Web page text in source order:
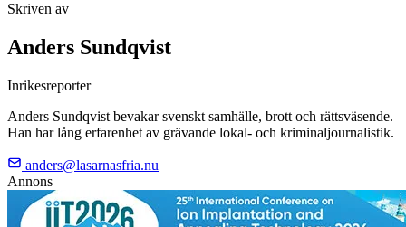
Skriven av
Anders Sundqvist
Inrikesreporter
Anders Sundqvist bevakar svenskt samhälle, brott och rättsväsende.
Han har lång erfarenhet av grävande lokal- och kriminaljournalistik.
anders@lasarnasfria.nu
Annons